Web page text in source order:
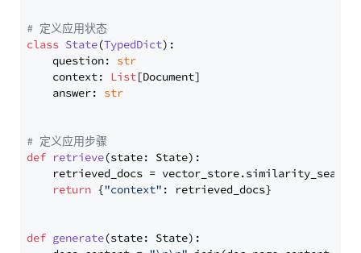
# 定义应用状态
class State(TypedDict):
    question:
str
    context:
List[Document]
    answer:
str
# 定义应用步骤
def retrieve(state: State):
retrieved_docs =
return {"context" : retrieved_docs}
def generate(state: State):